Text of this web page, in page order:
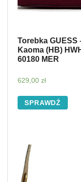
Torebka GUESS
Kaoma (HB)
60180 MER
629,00 zł
SPRAWDŹ